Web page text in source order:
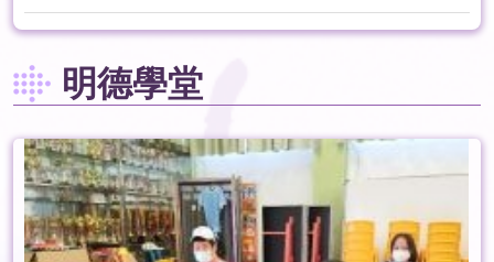
明德學堂